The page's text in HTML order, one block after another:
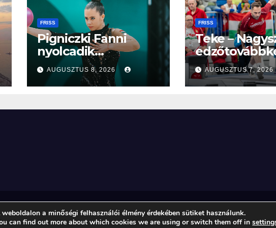
FRISS
Pigniczki Fanni
nyolcadik
világbajnokságára
készül
AUGUSZTUS 8, 2026
FRISS
Teke –
AUGUSZTUS 7, 2026
byThemeansar.
weboldalon a minőségi felhasználói élmény érdekében sütiket használunk.
can find out more about which cookies we are using or switch them off in